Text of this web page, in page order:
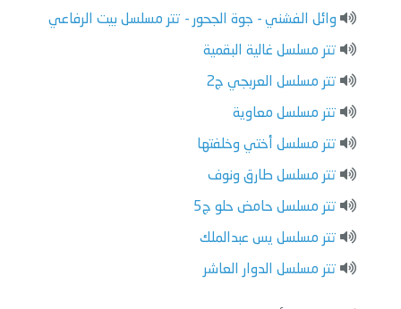
وائل الفشني - جوة الجحور - تتر مسلسل بيت الرفاعي
تتر مسلسل غالية البقمية
تتر مسلسل العربجي ج2
تتر مسلسل معاوية
تتر مسلسل أختي وخلفتها
تتر مسلسل طارق ونوف
تتر مسلسل حامض حلو ج5
تتر مسلسل يس عبدالملك
تتر مسلسل الدوار العاشر